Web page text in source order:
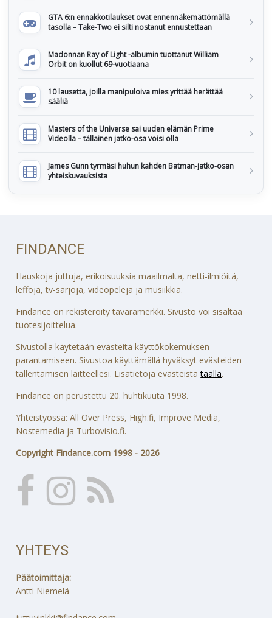
GTA 6:n ennakkotilaukset ovat ennennäkemättömällä
tasolla – Take-Two ei silti nostanut ennustettaan
Madonnan Ray of Light -albumin tuottanut William
Orbit on kuollut 69-vuotiaana
10 lausetta, joilla manipuloiva mies yrittää herättää
sääliä
Masters of the Universe sai uuden elämän Prime
Videolla – tällainen jatko-osa voisi olla
James Gunn tyrmäsi huhun kahden Batman-jatko-osan
yhteiskuvauksista
FINDANCE
Hauskoja juttuja, erikoisuuksia maailmalta, netti-ilmiöitä,
leffoja, tv-sarjoja, videopelejä ja musiikkia.
Findance on rekisteröity tavaramerkki. Sivusto voi sisältää
tuotesijoittelua.
Sivustolla käytetään evästeitä käyttökokemuksen
parantamiseen. Sivustoa käyttämällä hyväksyt evästeiden
tallentamisen laitteellesi. Lisätietoja evästeistätäällä.
Findance on perustettu 20. huhtikuuta 1998.
Yhteistyössä: All Over Press, High.fi, Improve Media,
Nostemedia ja Turbovisio.fi.
Copyright Findance.com 1998 - 2026
YHTEYS
Päätoimittaja:
Antti Niemelä